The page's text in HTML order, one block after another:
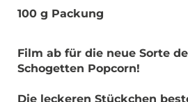
100 g Packung
Film ab für die neue Sorte
Schogetten Popcorn!
Die leckeren Stückchen